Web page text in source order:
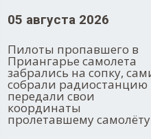
05 августа 2026
Пилоты пропавшего в
Приангарье самолета
забрались на сопку,
собрали радиостанцию
передали свои
координаты
пролетавшему самолёту